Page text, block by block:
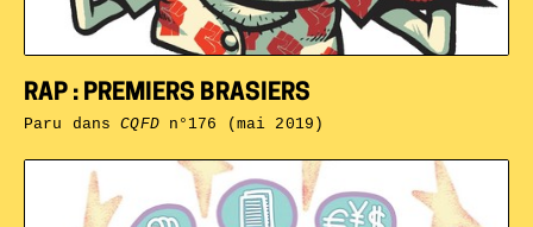
RAP : PREMIERS BRASIERS
Paru dansCQFDn°176 (mai 2019)